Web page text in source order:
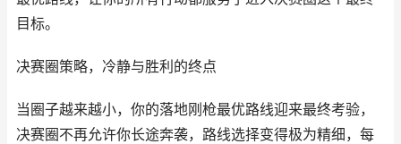
目标。
决赛圈策略，冷静与胜利的终点
当圈子越来越小，你的落地刚枪最优路线迎来最终考验，
决赛圈不再允许你长途奔袭，路线选择变得极为精细，每